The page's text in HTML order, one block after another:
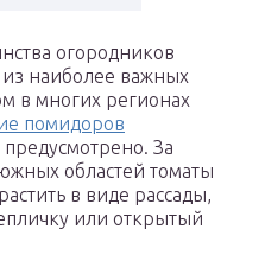
огородников
наиболее важных
в многих регионах
помидоров
За
областей томаты
в виде рассады,
или открытый